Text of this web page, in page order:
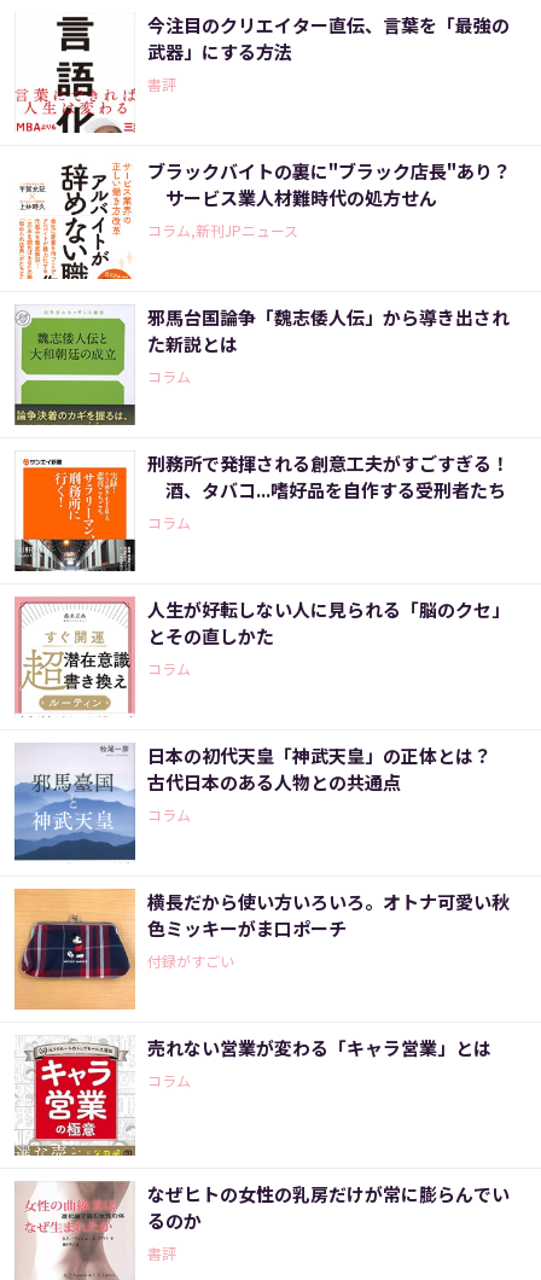
今注目のクリエイター直伝、言葉を「最強の
武器」にする方法
書評
ブラックバイトの裏に"ブラック店長"あり？
サービス業人材難時代の処方せん
コラム,新刊JPニュース
邪馬台国論争「魏志倭人伝」から導き出され
た新説とは
コラム
刑務所で発揮される創意工夫がすごすぎる！
酒、タバコ...嗜好品を自作する受刑者たち
コラム
人生が好転しない人に見られる「脳のクセ」
とその直しかた
コラム
日本の初代天皇「神武天皇」の正体とは？
古代日本のある人物との共通点
コラム
横長だから使い方いろいろ。オトナ可愛い秋
色ミッキーがま口ポーチ
付録がすごい
売れない営業が変わる「キャラ営業」とは
コラム
なぜヒトの女性の乳房だけが常に膨らんでい
るのか
書評